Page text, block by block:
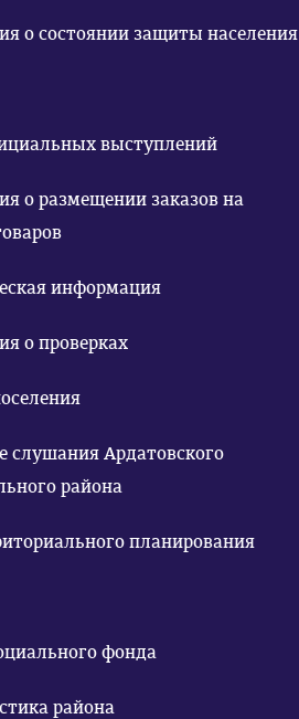
о состоянии защиты населения
выступлений
о размещении заказов на
информация
о проверках
слушания Ардатовского
района
планирования
фонда
района